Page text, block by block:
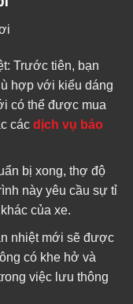
Trước tiên, bạn
hợp với kiểu dáng
có thể được mua
các dịch vụ bảo
bị xong, thợ độ
này yêu cầu sự tỉ
của xe.
nhiệt mới sẽ được
có khe hở và
việc lưu thông